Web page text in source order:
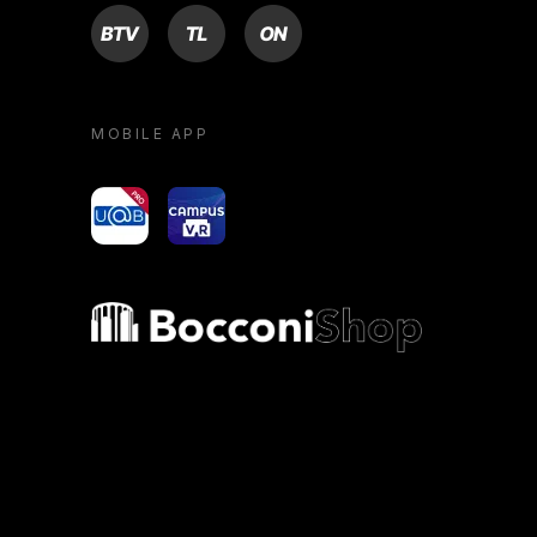
BTV TL ON
MOBILE APP
yoU@B Campus VR
Bocconi shop